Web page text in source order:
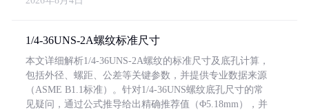
1/4-36UNS-2A螺纹标准尺寸
本文详细解析1/4-36UNS-2A螺纹的标准尺寸及底孔计算，
包括外径、螺距、公差等关键参数，并提供专业数据来源
（ASME B1.1标准）。针对1/4-36UNS螺纹底孔尺寸的常
见疑问，通过公式推导给出精确推荐值（Φ5.18mm），并